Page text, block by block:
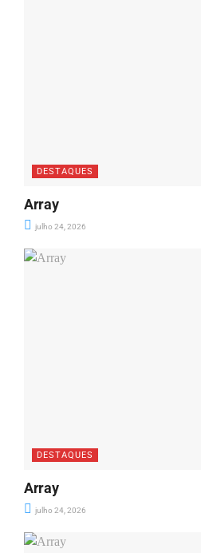
DESTAQUES
Array
julho 24, 2026
DESTAQUES
Array
julho 24, 2026